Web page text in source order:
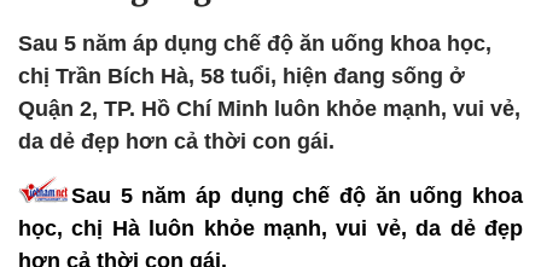
Sau 5 năm áp dụng chế độ ăn uống khoa học,
chị Trần Bích Hà, 58 tuổi, hiện đang sống ở
Quận 2, TP. Hồ Chí Minh luôn khỏe mạnh, vui vẻ,
da dẻ đẹp hơn cả thời con gái.
Sau 5 năm áp dụng chế độ ăn uống khoa
học, chị Hà luôn khỏe mạnh, vui vẻ, da dẻ đẹp
hơn cả thời con gái.